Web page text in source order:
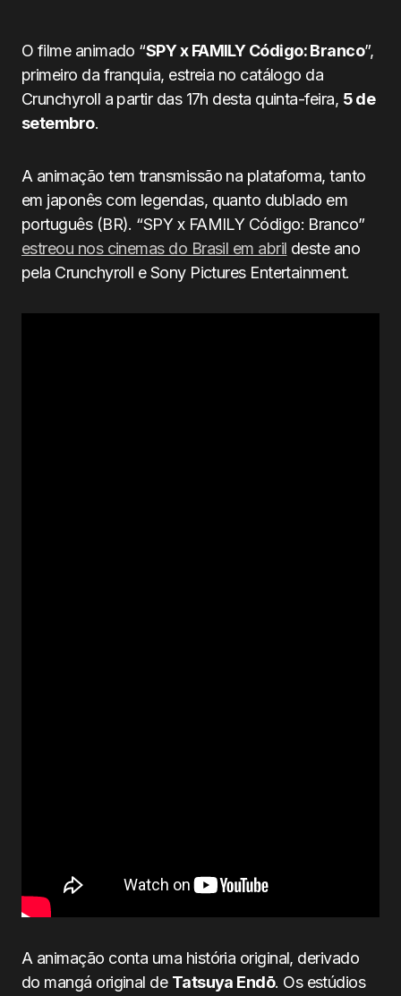
O filme animado “SPY x FAMILY Código: Branco”,
primeiro da franquia, estreia no catálogo da
Crunchyroll a partir das 17h desta quinta-feira, 5 de
setembro.
A animação tem transmissão na plataforma, tanto
em japonês com legendas, quanto dublado em
português (BR). “SPY x FAMILY Código: Branco”
estreou nos cinemas do Brasil em abril deste ano
pela Crunchyroll e Sony Pictures Entertainment.
A animação conta uma história original, derivado
do mangá original de Tatsuya Endō. Os estúdios